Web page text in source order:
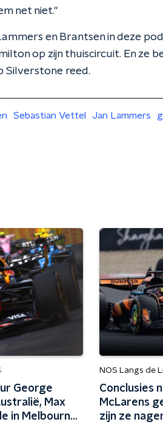
net niet."
en Brantsen in deze
op zijn thuiscircuit. En ze
Silverstone reed.
Sebastian Vettel Jan Lammers
George
Max
in Melbourne:
NOS Langs de
Conclusies
McLarens
zijn ze